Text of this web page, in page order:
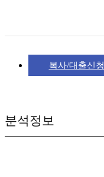
복사/대출신청
분석정보